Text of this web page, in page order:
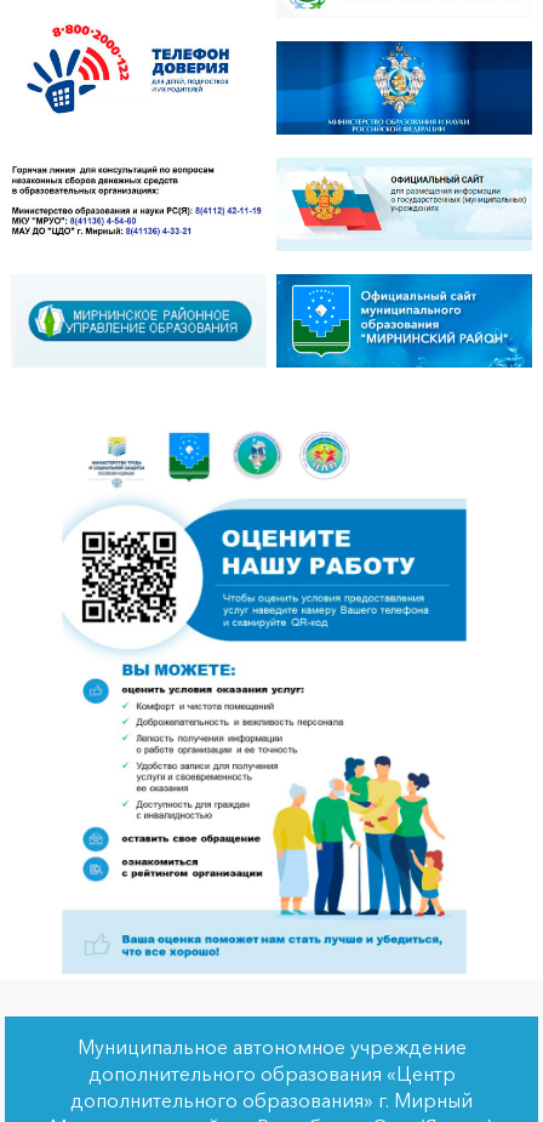
Муниципальное автономное учреждение
дополнительного образования «Центр
дополнительного образования» г. Мирный